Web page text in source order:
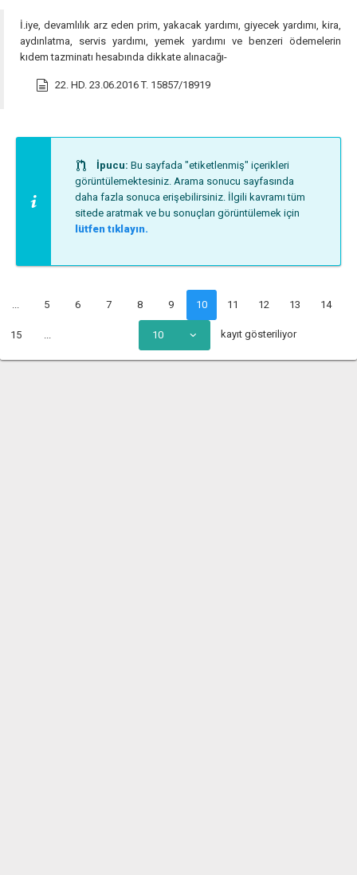
İ.iye, devamlılık arz eden prim, yakacak yardımı, giyecek yardımı, kira,
aydınlatma, servis yardımı, yemek yardımı ve benzeri ödemelerin
kıdem tazminatı hesabında dikkate alınacağı-
22. HD. 23.06.2016 T. 15857/18919
İpucu: Bu sayfada "etiketlenmiş" içerikleri
görüntülemektesiniz. Arama sonucu sayfasında
daha fazla sonuca erişebilirsiniz. İlgili kavramı tüm
sitede aratmak ve bu sonuçları görüntülemek için
lütfen tıklayın.
... 5 6 7 8 9 10 11 12 13 14
15 ... 10 kayıt gösteriliyor